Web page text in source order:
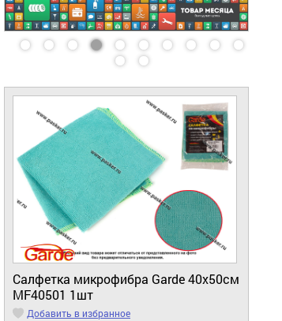
Салфетка микрофибра Garde 40х50см
MF40501 1шт
Добавить в избранное